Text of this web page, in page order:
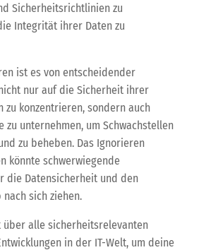
Sicherheitsrichtlinien zu
Integrität ihrer Daten zu
ist es von entscheidender
nur auf die Sicherheit ihrer
zu konzentrieren, sondern auch
zu unternehmen, um Schwachstellen
zu beheben. Das Ignorieren
könnte schwerwiegende
die Datensicherheit und den
sich ziehen.
alle sicherheitsrelevanten
in der IT-Welt, um deine